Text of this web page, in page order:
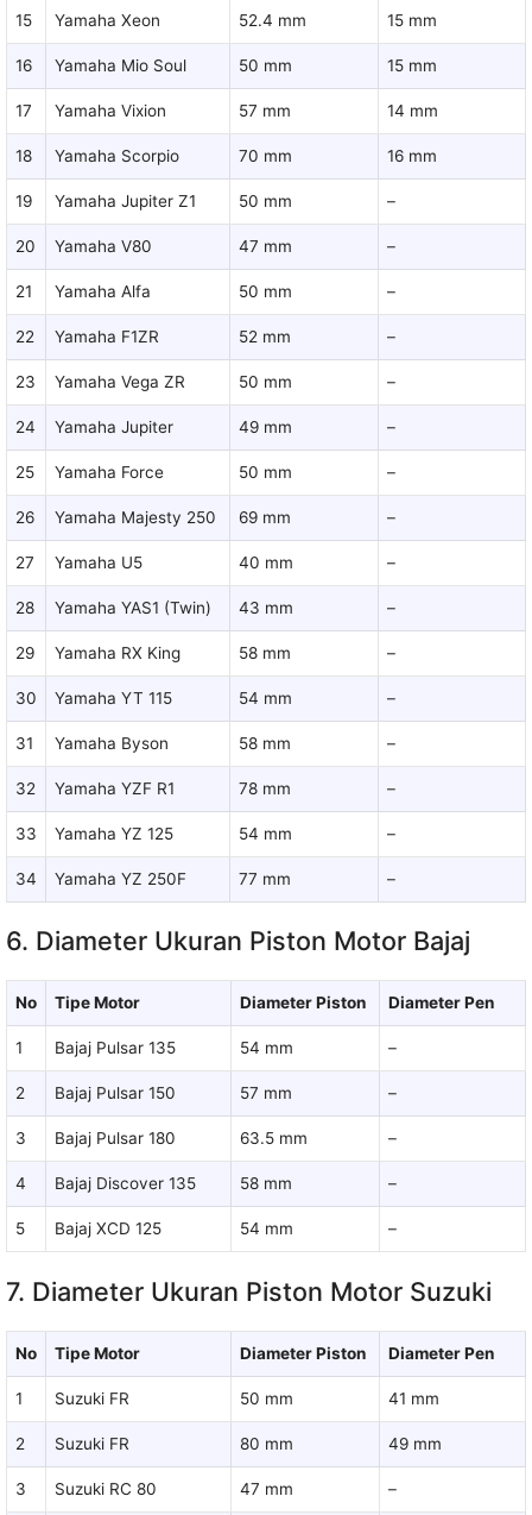
15 Yamaha Xeon 52.4 mm 15 mm
16 Yamaha Mio Soul 50 mm 15 mm
17 Yamaha Vixion 57 mm 14 mm
18 Yamaha Scorpio 70 mm 16 mm
19 Yamaha Jupiter Z1 50 mm –
20 Yamaha V80 47 mm –
21 Yamaha Alfa 50 mm –
22 Yamaha F1ZR 52 mm –
23 Yamaha Vega ZR 50 mm –
24 Yamaha Jupiter 49 mm –
25 Yamaha Force 50 mm –
26 Yamaha Majesty 250 69 mm –
27 Yamaha U5 40 mm –
28 Yamaha YAS1 (Twin) 43 mm –
29 Yamaha RX King 58 mm –
30 Yamaha YT 115 54 mm –
31 Yamaha Byson 58 mm –
32 Yamaha YZF R1 78 mm –
33 Yamaha YZ 125 54 mm –
34 Yamaha YZ 250F 77 mm –
6. Diameter Ukuran Piston Motor Bajaj
No Tipe Motor Diameter Piston Diameter Pen
1 Bajaj Pulsar 135 54 mm –
2 Bajaj Pulsar 150 57 mm –
3 Bajaj Pulsar 180 63.5 mm –
4 Bajaj Discover 135 58 mm –
5 Bajaj XCD 125 54 mm –
7. Diameter Ukuran Piston Motor Suzuki
No Tipe Motor Diameter Piston Diameter Pen
1 Suzuki FR 50 mm 41 mm
2 Suzuki FR 80 mm 49 mm
3 Suzuki RC 80 47 mm –